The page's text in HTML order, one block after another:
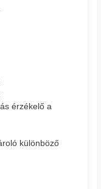
érzékelő a
különböző